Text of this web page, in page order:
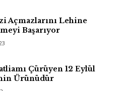
Açmazlarını Lehine
Başarıyor
Çürüyen 12 Eylül
Ürünüdür